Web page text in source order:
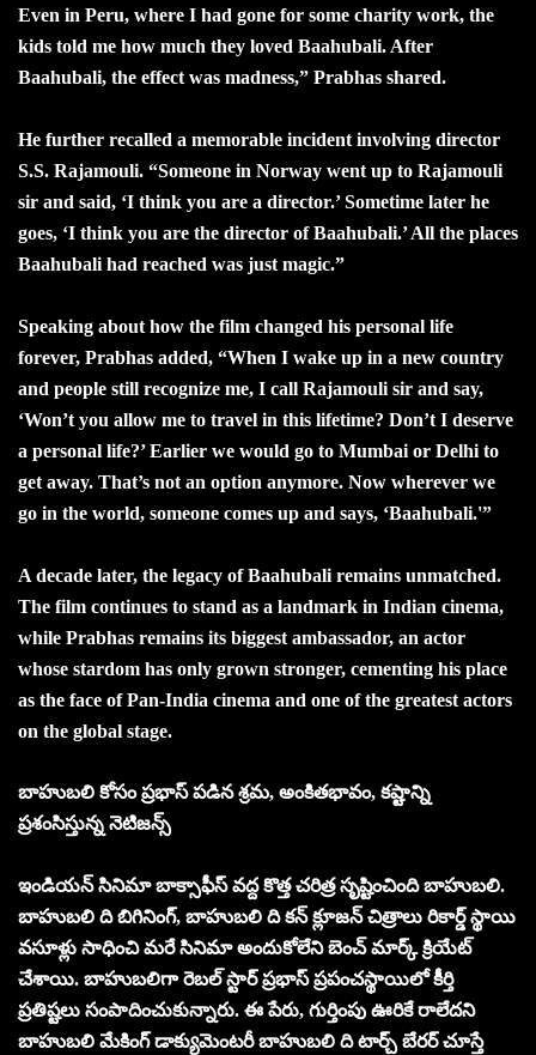
Even in Peru, where I had gone for some charity work, the
kids told me how much they loved Baahubali. After
Baahubali, the effect was madness,” Prabhas shared.
He further recalled a memorable incident involving director
S.S. Rajamouli. “Someone in Norway went up to Rajamouli
sir and said, ‘I think you are a director.’ Sometime later he
goes, ‘I think you are the director of Baahubali.’ All the places
Baahubali had reached was just magic.”
Speaking about how the film changed his personal life
forever, Prabhas added, “When I wake up in a new country
and people still recognize me, I call Rajamouli sir and say,
‘Won’t you allow me to travel in this lifetime? Don’t I deserve
a personal life?’ Earlier we would go to Mumbai or Delhi to
get away. That’s not an option anymore. Now wherever we
go in the world, someone comes up and says, ‘Baahubali.'”
A decade later, the legacy of Baahubali remains unmatched.
The film continues to stand as a landmark in Indian cinema,
while Prabhas remains its biggest ambassador, an actor
whose stardom has only grown stronger, cementing his place
as the face of Pan-India cinema and one of the greatest actors
on the global stage.
బాహుబలి కోసం ప్రభాస్ పడిన శ్రమ, అంకితభావం, కష్టాన్ని
ప్రశంసిస్తున్న నెటిజన్స్
ఇండియన్ సినిమా బాక్సాఫీస్ వద్ద కొత్త చరిత్ర సృష్టించింది బాహుబలి.
బాహుబలి ది బిగినింగ్, బాహుబలి ది కన్ క్లూజన్ చిత్రాలు రికార్డ్ స్థాయి
వసూళ్లు సాధించి మరే సినిమా అందుకోలేని బెంచ్ మార్క్ క్రియేట్
చేశాయి. బాహుబలిగా రెబల్ స్టార్ ప్రభాస్ ప్రపంచస్థాయిలో కీర్తి
ప్రతిష్టలు సంపాదించుకున్నారు. ఈ పేరు, గుర్తింపు ఊరికే రాలేదని
బాహుబలి మేకింగ్ డాక్యుమెంటరీ బాహుబలి ది టార్చ్ బేరర్ చూస్తే